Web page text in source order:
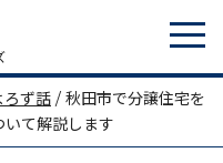
ろず話 / 秋田市で分譲住宅を
いて解説します